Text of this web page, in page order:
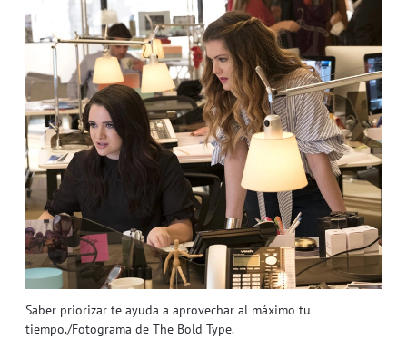
Saber priorizar te ayuda a aprovechar al máximo tu
tiempo./Fotograma de The Bold Type.